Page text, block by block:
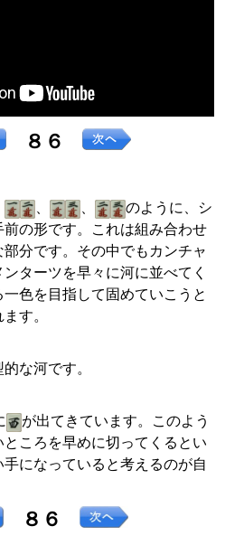
８６
、 、
のように、シ
前の形です。これは組み合わせ
分です。その中でもカンチャ
ターツを早々に河に並べてく
色を目指して固めていこうと
す。
な河です。
が出てきています。このよう
ころを早めに切ってくるとい
手になっていると考えるのが自
８６